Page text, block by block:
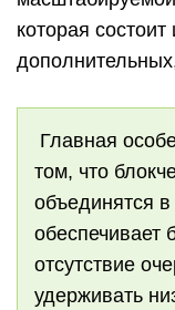
которая
Главная
том, что
объединятся
обеспечивает
отсутствие
удерживать